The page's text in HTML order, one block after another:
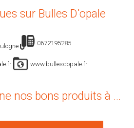
sur Bulles D'opale
0672195285
www.bullesdopale.fr
nos bons produits à ...